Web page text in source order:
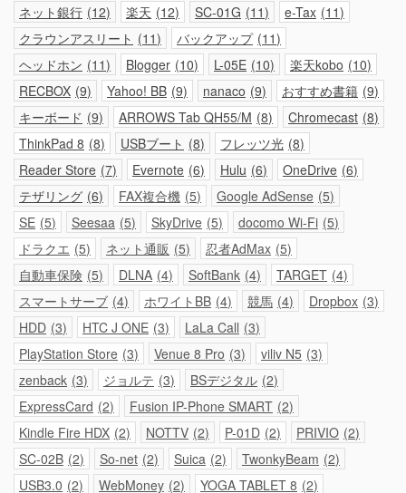
ネット銀行 12 楽天 12 SC-01G 11 e-Tax 11
クラウンアスリート
11 バックアップ 11
ヘッドホン 11 Blogger 10 L-05E 10 楽天kobo 10
RECBOX 9 Yahoo! BB 9 nanaco 9 おすすめ書籍 9
キーボード 9 ARROWS Tab QH55/M 8 Chromecast 8
ThinkPad 8 8 USBブート 8 フレッツ光 8
Reader Store 7 Evernote 6 Hulu 6 OneDrive 6
テザリング 6 FAX複合機 5 Google AdSense 5
SE 5 Seesaa 5 SkyDrive 5 docomo Wi-Fi 5
ドラクエ 5 ネット通販 5 忍者AdMax 5
自動車保険 5 DLNA 4 SoftBank 4 TARGET 4
スマートサーブ 4 ホワイトBB 4 競馬 4 Dropbox 3
HDD 3 HTC J ONE 3 LaLa Call 3
PlayStation Store 3 Venue 8 Pro 3 viliv N5 3
zenback 3 ジョルテ 3 BSデジタル 2
ExpressCard 2 Fusion IP-Phone SMART 2
Kindle Fire HDX 2 NOTTV 2 P-01D 2 PRIVIO 2
SC-02B 2 So-net 2 Suica 2 TwonkyBeam 2
USB3.0 2 WebMoney 2 YOGA TABLET 8 2